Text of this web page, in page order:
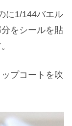
に1/144バエル
をシールを貼
プコートを吹